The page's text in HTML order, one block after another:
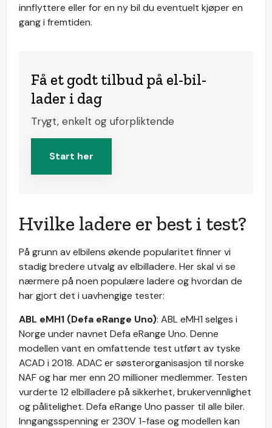
innflyttere eller for en ny bil du eventuelt kjøper en
gang i fremtiden.
Få et godt tilbud på el-bil-
lader i dag
Trygt, enkelt og uforpliktende
Start her
Hvilke ladere er best i test?
På grunn av elbilens økende popularitet finner vi
stadig bredere utvalg av elbilladere. Her skal vi se
nærmere på noen populære ladere og hvordan de
har gjort det i uavhengige tester:
ABL eMH1 (Defa eRange Uno): ABL eMH1 selges i
Norge under navnet Defa eRange Uno. Denne
modellen vant en omfattende test utført av tyske
ACAD i 2018. ADAC er søsterorganisasjon til norske
NAF og har mer enn 20 millioner medlemmer. Testen
vurderte 12 elbilladere på sikkerhet, brukervennlighet
og pålitelighet. Defa eRange Uno passer til alle biler.
Inngangsspenning er 230V 1-fase og modellen kan